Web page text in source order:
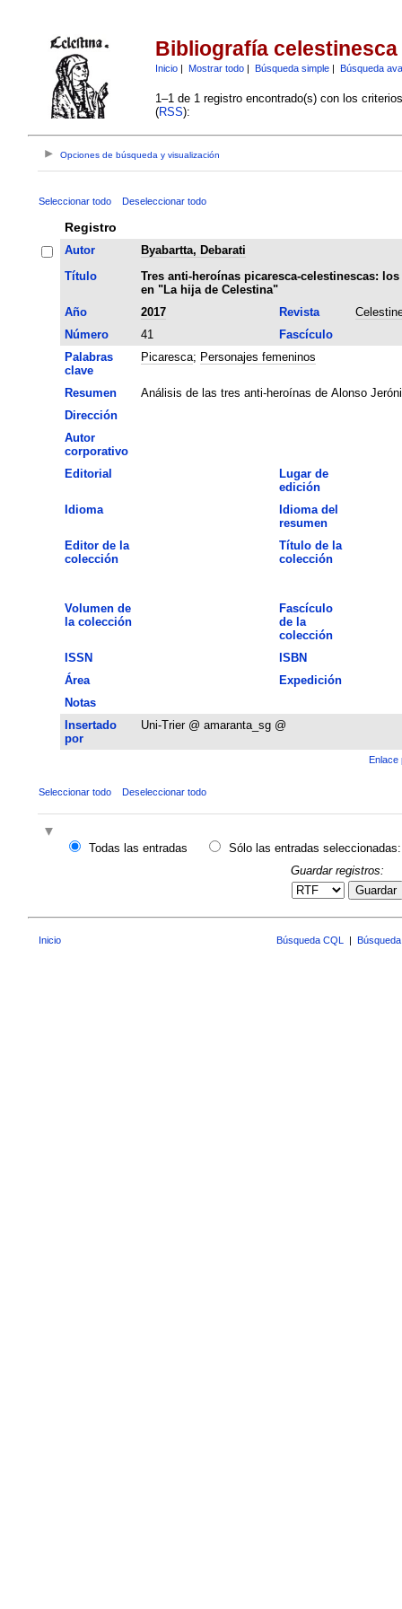
Bibliografía celestinesca
Inicio| Mostrar todo| Búsqueda simple| Búsqueda
1–1 de 1 registro encontrado(s) con los
(RSS):
Opciones de búsqueda y visualización
Seleccionar todo Deseleccionar todo
Registro
Autor
Byabartta, Debarati
Título
Tres anti-heroínas picaresca-celestinescas:
en "La hija de Celestina"
Año
2017 Revista
Número
41
Fascículo
Palabras
clave
Picaresca; Personajes femeninos
Resumen
Análisis de las tres anti-heroínas de Alonso
Dirección
Autor
corporativo
Editorial
Lugar de
edición
Idioma
Idioma del
resumen
Editor de la
colección
Título de la
colección
Volumen de
la colección
Fascículo
de la
colección
ISSN
ISBN
Área
Expedición
Notas
Insertado
por
Uni-Trier @ amaranta_sg @
Enlace
Seleccionar todo Deseleccionar todo
Todas las entradas
Sólo las entradas seleccionadas:
Guardar registros:
Guardar
Inicio Búsqueda CQL